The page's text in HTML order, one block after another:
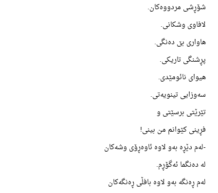
شۆڕشی مردووەکان.
لافاوی وشکانی.
هاواری بێ دەنگی.
پڕشنگی تاریکی.
هیوای نائومێدی.
سەوزایی تینویەتی.
تێرێتی برسێتی و
فڕینی کێوانم من بینی!
-لەم دێڕە بەو لاوە ئاوەڕۆی وشەکان
لە دەنگما ئەگۆڕم.
لەم ڕەنگە بەو لاوە بافڵی ڕەنگەکان